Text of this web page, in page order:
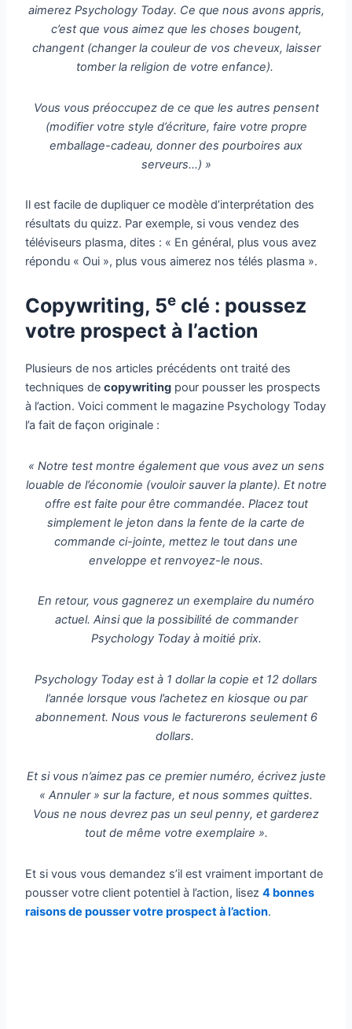
aimerez Psychology Today. Ce que nous avons appris,
c’est que vous aimez que les choses bougent,
changent (changer la couleur de vos cheveux, laisser
tomber la religion de votre enfance).
Vous vous préoccupez de ce que les autres pensent
(modifier votre style d’écriture, faire votre propre
emballage-cadeau, donner des pourboires aux
serveurs…) »
Il est facile de dupliquer ce modèle d’interprétation des
résultats du quizz. Par exemple, si vous vendez des
téléviseurs plasma, dites : « En général, plus vous avez
répondu « Oui », plus vous aimerez nos télés plasma ».
Copywriting, 5e clé : poussez
votre prospect à l’action
Plusieurs de nos articles précédents ont traité des
techniques decopywriting pour pousser les prospects
à l’action. Voici comment le magazine Psychology Today
l’a fait de façon originale :
« Notre test montre également que vous avez un sens
louable de l’économie (vouloir sauver la plante). Et notre
offre est faite pour être commandée. Placez tout
simplement le jeton dans la fente de la carte de
commande ci-jointe, mettez le tout dans une
enveloppe et renvoyez-le nous.
En retour, vous gagnerez un exemplaire du numéro
actuel. Ainsi que la possibilité de commander
Psychology Today à moitié prix.
Psychology Today est à 1 dollar la copie et 12 dollars
l’année lorsque vous l’achetez en kiosque ou par
abonnement. Nous vous le facturerons seulement 6
dollars.
Et si vous n’aimez pas ce premier numéro, écrivez juste
« Annuler » sur la facture, et nous sommes quittes.
Vous ne nous devrez pas un seul penny, et garderez
tout de même votre exemplaire ».
Et si vous vous demandez s’il est vraiment important de
pousser votre client potentiel à l’action, lisez4 bonnes
raisons de pousser votre prospect à l’action.